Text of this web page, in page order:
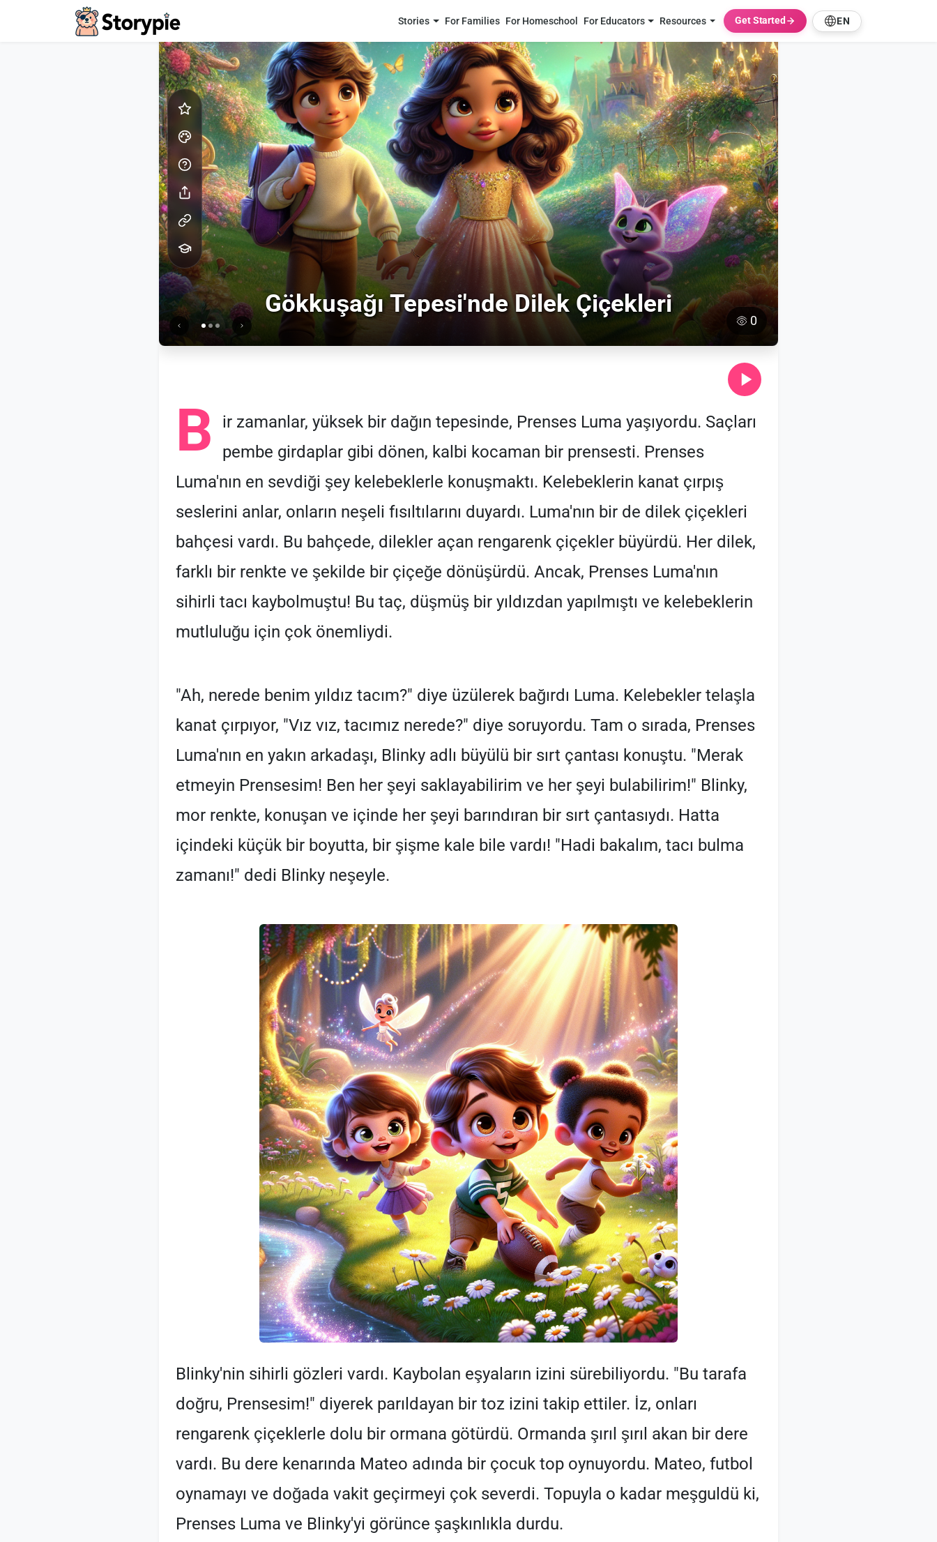
Storypie - Home Stories For Families For Homeschool For Educators Resources Get Started EN
Gökkuşağı Tepesi'nde Dilek Çiçekleri
0
B
ir zamanlar, yüksek bir dağın tepesinde, Prenses Luma yaşıyordu. Saçları
pembe girdaplar gibi dönen, kalbi kocaman bir prensesti. Prenses
Luma'nın en sevdiği şey kelebeklerle konuşmaktı. Kelebeklerin kanat çırpış
seslerini anlar, onların neşeli fısıltılarını duyardı. Luma'nın bir de dilek çiçekleri
bahçesi vardı. Bu bahçede, dilekler açan rengarenk çiçekler büyürdü. Her dilek,
farklı bir renkte ve şekilde bir çiçeğe dönüşürdü. Ancak, Prenses Luma'nın
sihirli tacı kaybolmuştu! Bu taç, düşmüş bir yıldızdan yapılmıştı ve kelebeklerin
mutluluğu için çok önemliydi.
"Ah, nerede benim yıldız tacım?" diye üzülerek bağırdı Luma. Kelebekler telaşla
kanat çırpıyor, "Vız vız, tacımız nerede?" diye soruyordu. Tam o sırada, Prenses
Luma'nın en yakın arkadaşı, Blinky adlı büyülü bir sırt çantası konuştu. "Merak
etmeyin Prensesim! Ben her şeyi saklayabilirim ve her şeyi bulabilirim!" Blinky,
mor renkte, konuşan ve içinde her şeyi barındıran bir sırt çantasıydı. Hatta
içindeki küçük bir boyutta, bir şişme kale bile vardı! "Hadi bakalım, tacı bulma
zamanı!" dedi Blinky neşeyle.
Blinky'nin sihirli gözleri vardı. Kaybolan eşyaların izini sürebiliyordu. "Bu tarafa
doğru, Prensesim!" diyerek parıldayan bir toz izini takip ettiler. İz, onları
rengarenk çiçeklerle dolu bir ormana götürdü. Ormanda şırıl şırıl akan bir dere
vardı. Bu dere kenarında Mateo adında bir çocuk top oynuyordu. Mateo, futbol
oynamayı ve doğada vakit geçirmeyi çok severdi. Topuyla o kadar meşguldü ki,
Prenses Luma ve Blinky'yi görünce şaşkınlıkla durdu.